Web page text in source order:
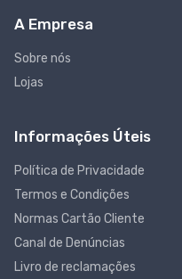
A Empresa
Sobre nós
Lojas
Informações Úteis
Política de Privacidade
Termos e Condições
Normas Cartão Cliente
Canal de Denúncias
Livro de reclamações